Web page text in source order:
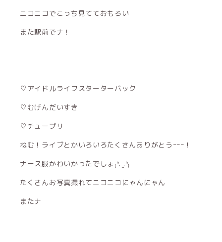
ニコニコでこっち見てておもろい
また駅前でナ！
♡アイドルライフスターターパック
♡むげんだいすき
♡チュープリ
ねむ！ライブとかいろいろたくさんありがとうｰｰｰ！
ナース服かわいかったでしょ₍ᐢ. ̫.ᐢ₎
たくさんお写真撮れてニコニコにゃんにゃん
またナ